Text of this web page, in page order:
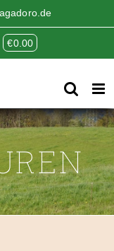
€0.00